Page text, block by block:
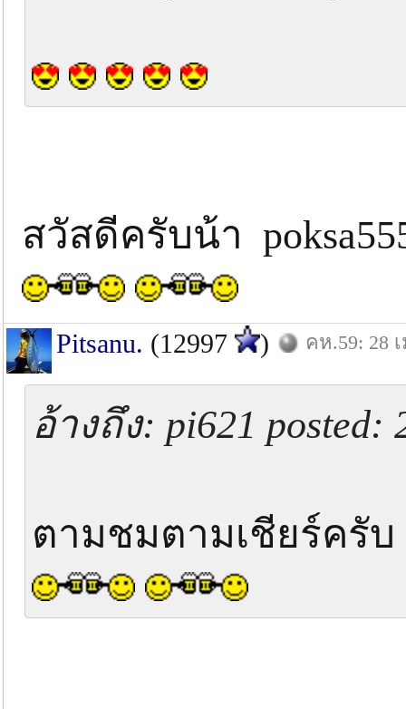
สวัสดีครับน้า
Pitsanu. (12997 ) คห.59: 28
อ้างถึง: pi621 posted:
ตามชมตามเชียร์